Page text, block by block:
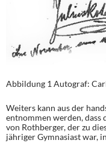
Abbildung 1 Autograf:
Weiters kann aus der
entnommen werden, dass
von Rothberger, der zu
jähriger Gymnasiast war,